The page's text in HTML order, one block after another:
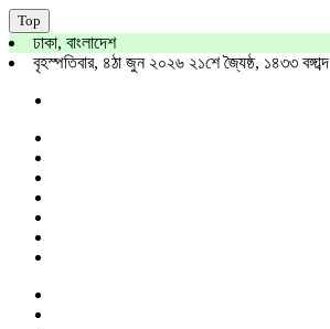
Top
ঢাকা, বাংলাদেশ
বৃহস্পতিবার, ৪ঠা জুন ২০২৬ ২১শে জ্যৈষ্ঠ, ১৪৩৩ বঙ্গাব্দ